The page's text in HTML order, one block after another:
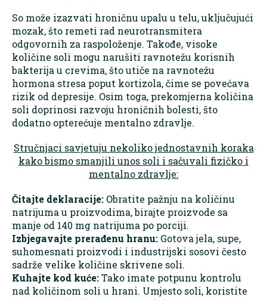
So može izazvati hroničnu upalu u telu, uključujući
mozak, što remeti rad neurotransmitera
odgovornih za raspoloženje. Takođe, visoke
količine soli mogu narušiti ravnotežu korisnih
bakterija u crevima, što utiče na ravnotežu
hormona stresa poput kortizola, čime se povećava
rizik od depresije. Osim toga, prekomjerna količina
soli doprinosi razvoju hroničnih bolesti, što
dodatno opterećuje mentalno zdravlje.
Stručnjaci savjetuju nekoliko jednostavnih koraka
kako bismo smanjili unos soli i sačuvali fizičko i
mentalno zdravlje:
Čitajte deklaracije: Obratite pažnju na količinu
natrijuma u proizvodima, birajte proizvode sa
manje od 140 mg natrijuma po porciji.
Izbjegavajte prerađenu hranu: Gotova jela, supe,
suhomesnati proizvodi i industrijski sosovi često
sadrže velike količine skrivene soli.
Kuhajte kod kuće:Tako imate potpunu kontrolu
nad količinom soli u hrani. Umjesto soli, koristite